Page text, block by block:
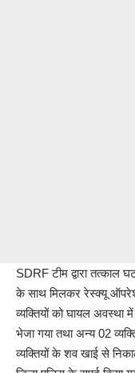
SDRF टीम द्वारा
के साथ मिलकर रेस्क्यू
व्यक्तियों को घायल
भेजा गया तथा अन्य 02
व्यक्तियों के शव खाई से